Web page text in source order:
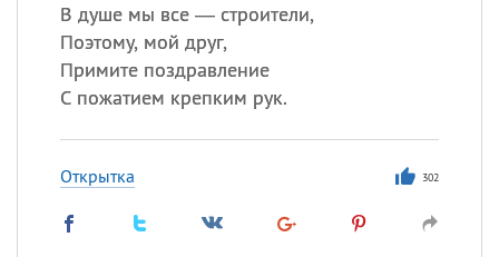
В душе мы все — строители,
Поэтому, мой друг,
Примите поздравление
С пожатием крепким рук.
Открытка 302